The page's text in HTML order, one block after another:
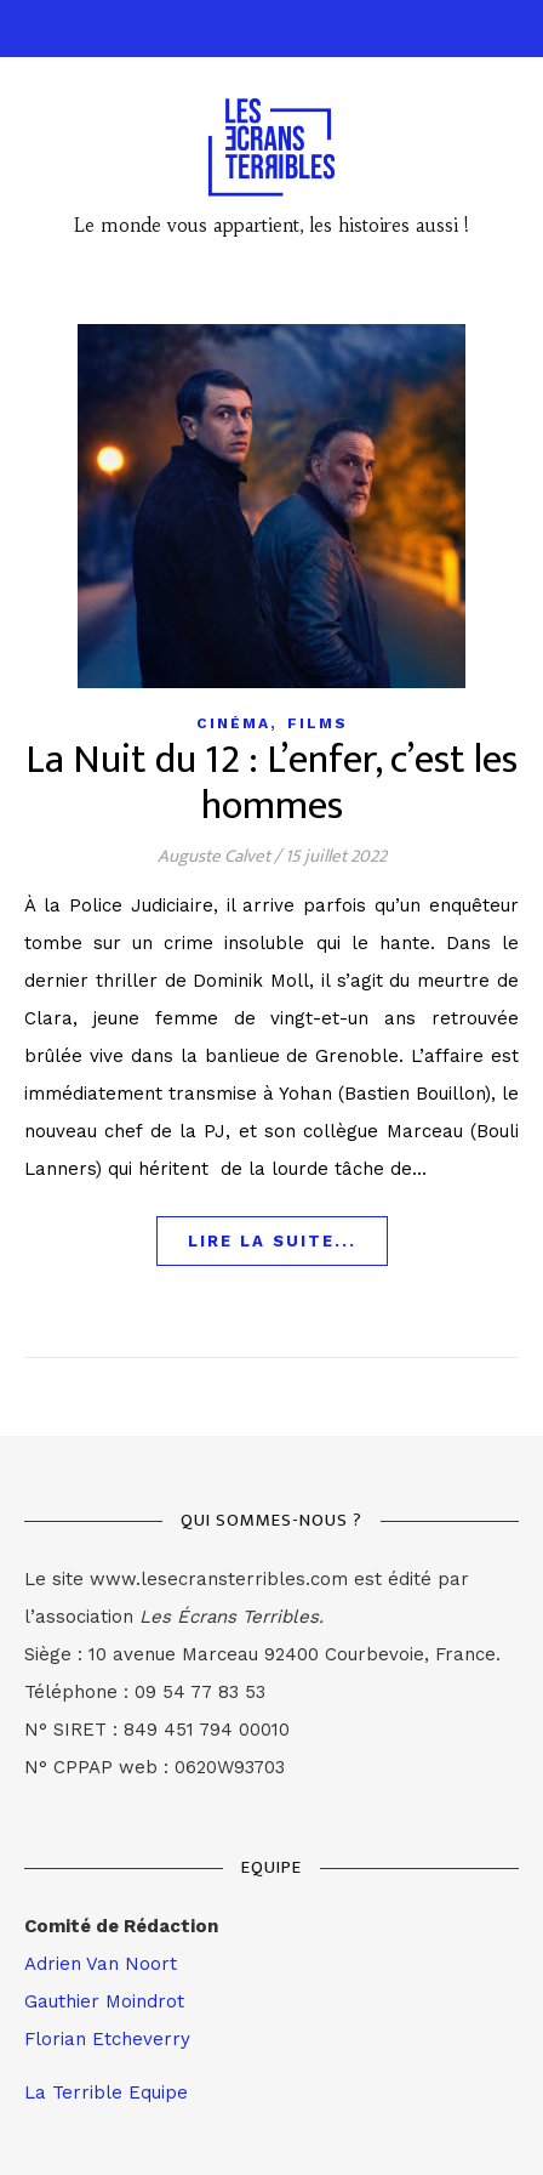
Le monde vous appartient, les histoires aussi !
CINÉMA , FILMS
La Nuit du 12 : L’enfer, c’est les
hommes
Auguste Calvet/ 15 juillet 2022
À la Police Judiciaire, il arrive parfois qu’un enquêteur
tombe sur un crime insoluble qui le hante. Dans le
dernier thriller de Dominik Moll, il s’agit du meurtre de
Clara, jeune femme de vingt-et-un ans retrouvée
brûlée vive dans la banlieue de Grenoble. L’affaire est
immédiatement transmise à Yohan (Bastien Bouillon), le
nouveau chef de la PJ, et son collègue Marceau (Bouli
Lanners) qui héritent de la lourde tâche de…
LIRE LA SUITE...
QUI SOMMES-NOUS ?
Le site www.lesecransterribles.com est édité par
l’association Les Écrans Terribles.
Siège : 10 avenue Marceau 92400 Courbevoie, France.
Téléphone : 09 54 77 83 53
N° SIRET : 849 451 794 00010
N° CPPAP web : 0620W93703
EQUIPE
Comité de Rédaction
Adrien Van Noort
Gauthier Moindrot
Florian Etcheverry
La Terrible Equipe